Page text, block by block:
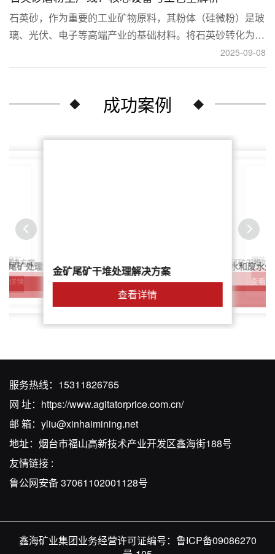
石英砂，作为重要的工业矿物原料，其粉体（硅微粉）是玻
璃、光伏、电子等高端产业的基础材料。将石英砂转化为高
附加值的粉体，离不开一套专业的石英砂磨粉成套设备。本
文将从设备、工艺到应用，为您全面解析这条生产线。
2025-09-08
成功案例
尾矿
解决方案
详情
尾矿处理解决方案简介金矿尾矿干堆处理解决方案
查看详情
鑫海尾矿处理系统：尾矿水和废水
解决方案
针对稀土尾矿干堆处
查看
尾矿干
服务热线： 15311826765
网 址： https://www.agitatorprice.com.cn/
邮 箱： yliu@xinhaimining.net
地址：烟台市福山高新技术产业开发区鑫海街188号
友情链接 :
鲁公网安备 37061102001128号
鑫海矿业集团业务经营许可证编号： 鲁ICP备09086270